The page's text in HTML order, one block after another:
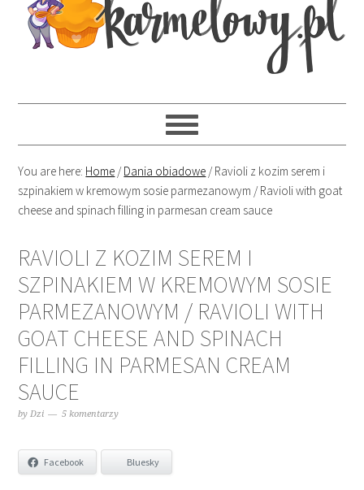
You are here: Home /Dania obiadowe /Ravioli z kozim serem i
szpinakiem w kremowym sosie parmezanowym / Ravioli with goat
cheese and spinach filling in parmesan cream sauce
RAVIOLI Z KOZIM SEREM I
SZPINAKIEM W KREMOWYM SOSIE
PARMEZANOWYM / RAVIOLI WITH
GOAT CHEESE AND SPINACH
FILLING IN PARMESAN CREAM
SAUCE
byDzi 5 komentarzy
Facebook Bluesky